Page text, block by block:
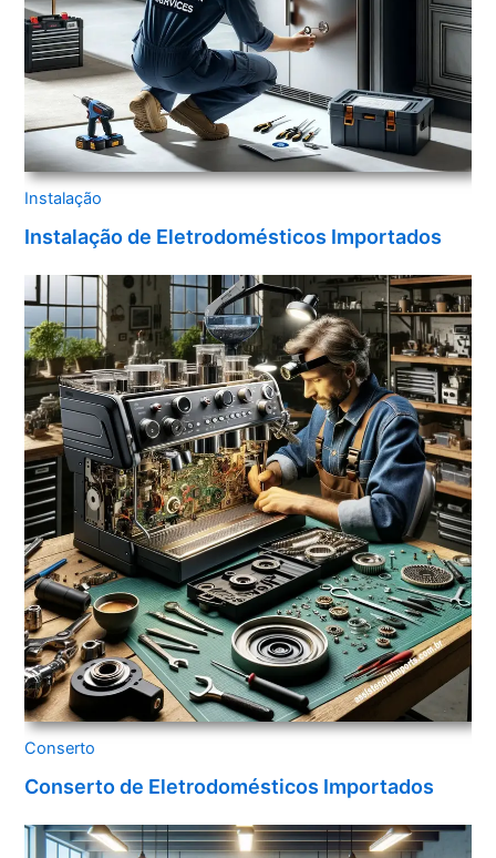
Instalação
Instalação de Eletrodomésticos Importados
Conserto
Conserto de Eletrodomésticos Importados